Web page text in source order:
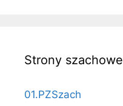
Strony szachowe
01.PZSzach